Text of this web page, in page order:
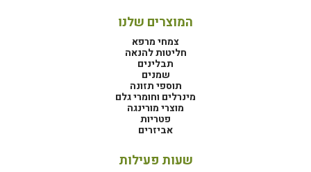
המוצרים שלנו
צמחי מרפא
חליטות להנאה
תבלינים
שמנים
תוספי תזונה
מינרלים וחומרי גלם
מוצרי מורינגה
פטריות
אביזרים
שעות פעילות